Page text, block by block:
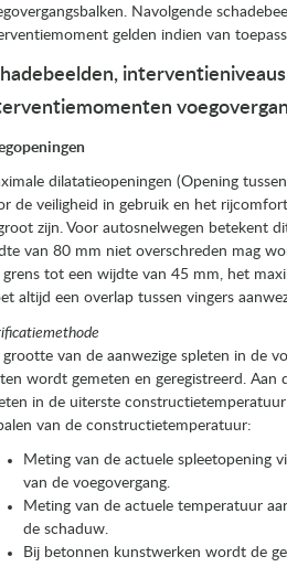
Navolgende
gelden indien van
dilatatieopeningen (Opening
de veiligheid in gebruik en het
zijn. Voor autosnelwegen betekent
van 80 mm niet overschreden mag
grens tot een wijdte van 45 mm, het
altijd een overlap tussen vingers
grootte van de aanwezige spleten in de
wordt gemeten en geregistreerd.
in de uiterste
van de constructietemperatuur:
Meting van de actuele spleetopening
van de voegovergang.
Meting van de actuele temperatuur
de schaduw.
Bij betonnen kunstwerken wordt de